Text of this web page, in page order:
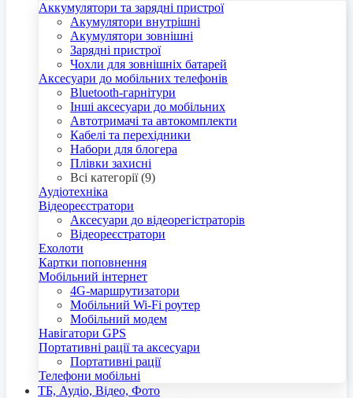
Аккумулятори та зарядні пристрої
Акумулятори внутрішні
Акумулятори зовнішні
Зарядні пристрої
Чохли для зовнішніх батарей
Аксесуари до мобільних телефонів
Bluetooth-гарнітури
Інші аксесуари до мобільних
Автотримачі та автокомплекти
Кабелі та перехідники
Набори для блогера
Плівки захисні
Всі категорії (9)
Аудіотехніка
Відеореєстратори
Аксесуари до відеорегістраторів
Відеореєстратори
Ехолоти
Картки поповнення
Мобільний інтернет
4G-маршрутизатори
Мобільний Wi-Fi роутер
Мобільний модем
Навігатори GPS
Портативні рації та аксесуари
Портативні рації
Телефони мобільні
ТБ, Аудіо, Відео, Фото